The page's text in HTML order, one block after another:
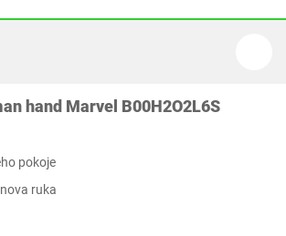
hand Marvel B00H2O2L6S
pokoje
ruka